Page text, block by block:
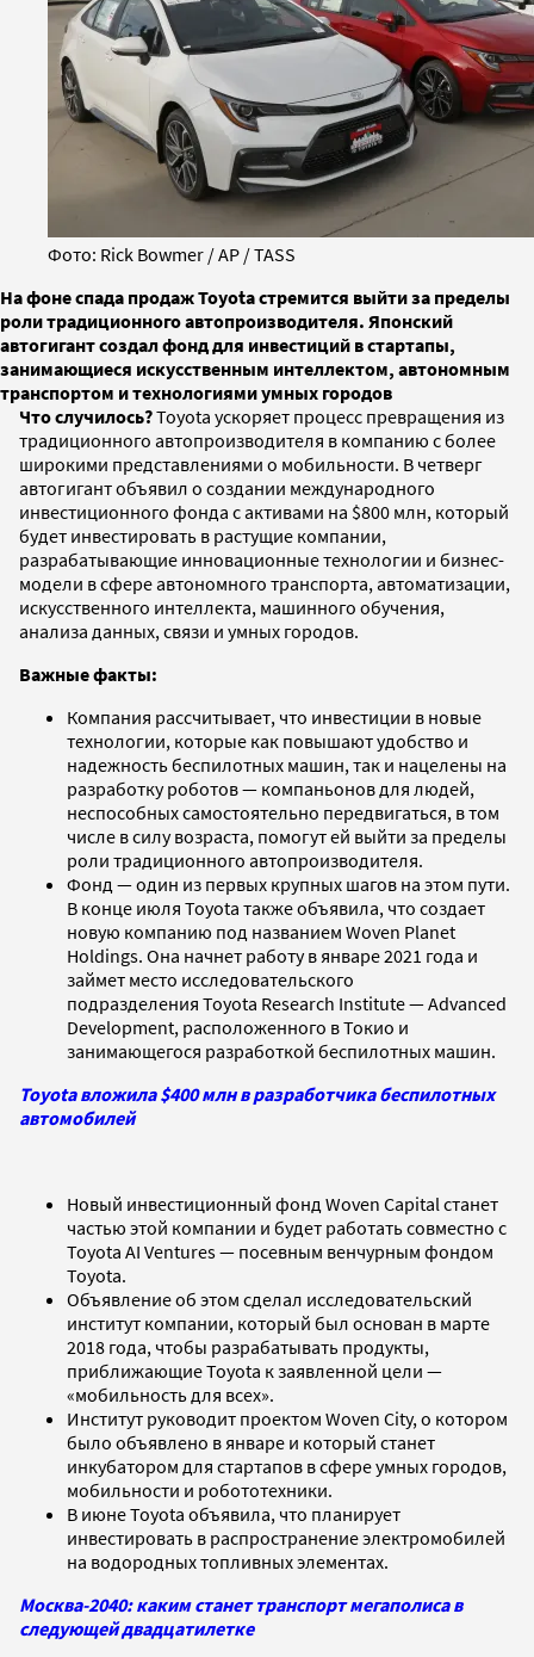
Фото: Rick Bowmer / AP / TASS
На фоне спада продаж Toyota стремится выйти за пределы
роли традиционного автопроизводителя. Японский
автогигант создал фонд для инвестиций в стартапы,
занимающиеся искусственным интеллектом, автономным
транспортом и технологиями умных городов
Что случилось?Toyota ускоряет процесс превращения из
традиционного автопроизводителя в компанию с более
широкими представлениями о мобильности. В четверг
автогигант объявил о создании международного
инвестиционного фонда с активами на $800 млн, который
будет инвестировать в растущие компании,
разрабатывающие инновационные технологии и бизнес-
модели в сфере автономного транспорта, автоматизации,
искусственного интеллекта, машинного обучения,
анализа данных, связи и умных городов.
Важные факты:
Компания рассчитывает, что инвестиции в новые
технологии, которые как повышают удобство и
надежность беспилотных машин, так и нацелены на
разработку роботов — компаньонов для людей,
неспособных самостоятельно передвигаться, в том
числе в силу возраста, помогут ей выйти за пределы
роли традиционного автопроизводителя.
Фонд — один из первых крупных шагов на этом пути.
В конце июля Toyota также объявила, что создает
новую компанию под названием Woven Planet
Holdings. Она начнет работу в январе 2021 года и
займет место исследовательского
подразделения Toyota Research Institute — Advanced
Development, расположенного в Токио и
занимающегося разработкой беспилотных машин.
Toyota вложила $400 млн в разработчика беспилотных
автомобилей
Новый инвестиционный фонд Woven Capital станет
частью этой компании и будет работать совместно с
Toyota AI Ventures — посевным венчурным фондом
Toyota.
Объявление об этом сделал исследовательский
институт компании, который был основан в марте
2018 года, чтобы разрабатывать продукты,
приближающие Toyota к заявленной цели —
«мобильность для всех».
Институт руководит проектом Woven City, о котором
было объявлено в январе и который станет
инкубатором для стартапов в сфере умных городов,
мобильности и робототехники.
В июне Toyota объявила, что планирует
инвестировать в распространение электромобилей
на водородных топливных элементах.
Москва-2040: каким станет транспорт мегаполиса в
следующей двадцатилетке